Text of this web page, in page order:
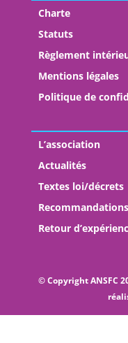
Charte
Statuts
Règlement
Mentions légales
Politique de
L’association
Actualités
Textes loi/décrets
Recommandations
Retour
© Copyright ANSFC